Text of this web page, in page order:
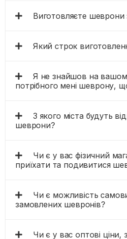
Виготовляєте
Який строк
Я не знайшов на
потрібного мені шеврону,
З якого міста будуть
шеврони?
Чи є у вас фізичний
приїхати та подивитися
Чи є можливість
замовлених шевронів?
Чи є у вас оптові ціни,